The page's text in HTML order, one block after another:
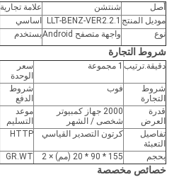
أصل شنتشن علامة تجارية
موديل المنتج LLT-BENZ-VER2.2.1 اساسي
نوع
واجهة متصفح Android يستخدم
شروط التجارة
دقيقة.ترتيب 1 مجموعة
سعر
الوحدة
شروط
التجارة
فوب
شروط
الدفع
قدرة
العرض
2000 جهاز كمبيوتر
شخصى / الشهر
موعد
التسليم
تفاصيل
التعبئة
كرتون التصدير القياسي HTTP
بحجم
155 * 90 * 20 (مم) × 2 GR.WT
خصائص مخصصة